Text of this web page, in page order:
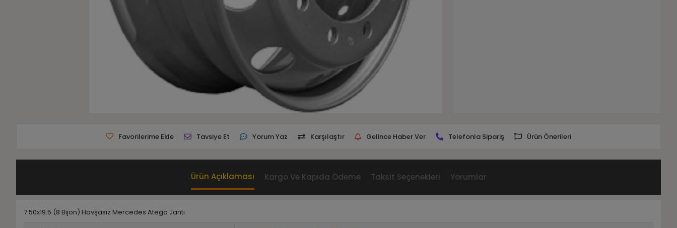
Favorilerime Ekle Tavsiye Et Yorum Yaz Karşılaştır Gelince Haber Ver Telefonla Sipariş Ürün Önerileri
Ürün Açıklaması Kargo Ve Kapıda Ödeme Taksit Seçenekleri Yorumlar
7.50x19.5 (8 Bijon) Havşasız Mercedes Atego Jantı